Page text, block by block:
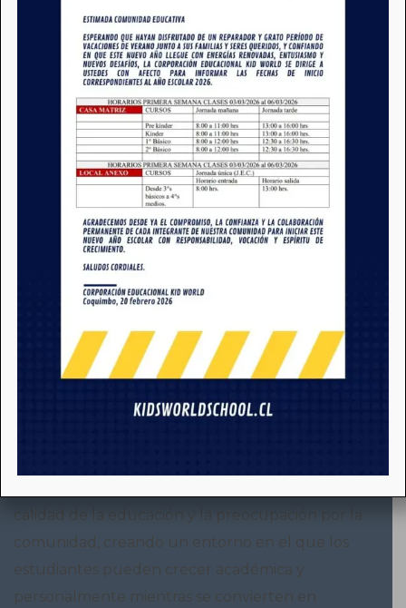
Somos KWS
calidad de la educación y la preocupación por la
comunidad, creando un entorno en el que los
estudiantes pueden crecer académica y
personalmente mientras se convierten en